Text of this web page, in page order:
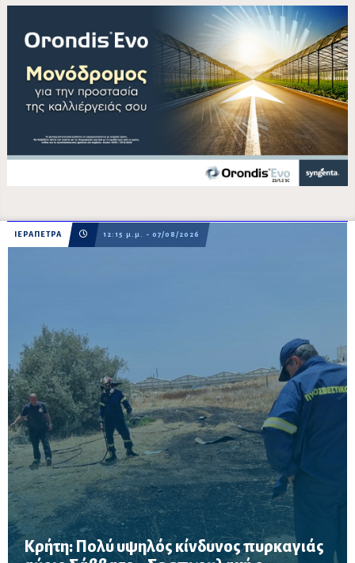
ΙΕΡΑΠΕΤΡΑ 12:15 μ.μ. - 07/08/2026
Κρήτη: Πολύ υψηλός κίνδυνος πυρκαγιάς